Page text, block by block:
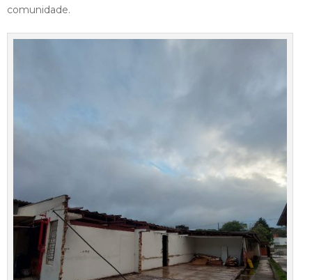
comunidade.